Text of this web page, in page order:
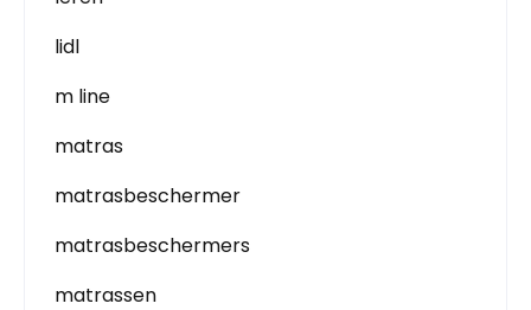
lidl
m line
matras
matrasbeschermer
matrasbeschermers
matrassen